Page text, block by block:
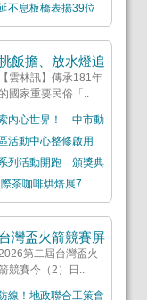
不息板橋表揚39位
飯擔、放水燈追
【雲林訊】傳承181年
國家重要民俗「..
內心世界！ 中市動
活動中心整修啟用
列活動開跑 頒獎典
茶咖啡烘焙展7
台灣盃火箭競賽屏
2026第二屆台灣盃火
競賽今（2）日..
線！地政聯合工策會